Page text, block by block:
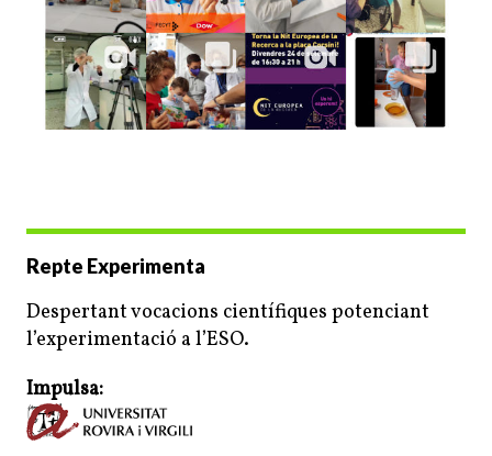
Repte Experimenta
Despertant vocacions científiques potenciant
l’experimentació a l’ESO.
Impulsa: